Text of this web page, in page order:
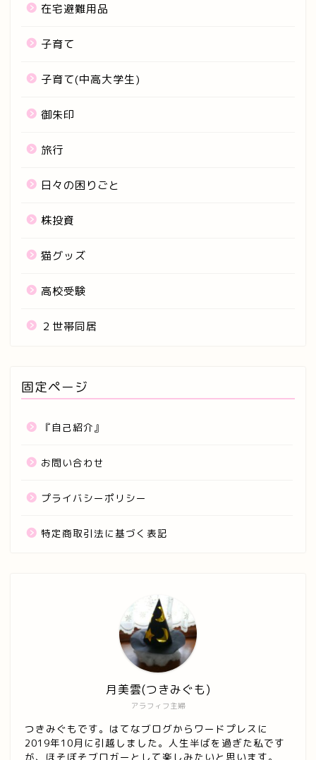
在宅避難用品
子育て
子育て(中高大学生)
御朱印
旅行
日々の困りごと
株投資
猫グッズ
高校受験
２世帯同居
固定ページ
『自己紹介』
お問い合わせ
プライバシーポリシー
特定商取引法に基づく表記
アラフィフ主婦
月美雲(つきみぐも)
つきみぐもです。はてなブログからワードプレスに
2019年10月に引越しました。人生半ばを過ぎた私です
が、ほそぼそブロガーとして楽しみたいと思います。
ホーム